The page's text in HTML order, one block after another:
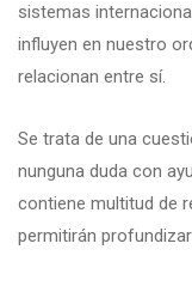
sistemas
influyen en nuestro
relacionan entre sí.
Se trata de una
nunguna duda con
contiene multitud de
permitirán